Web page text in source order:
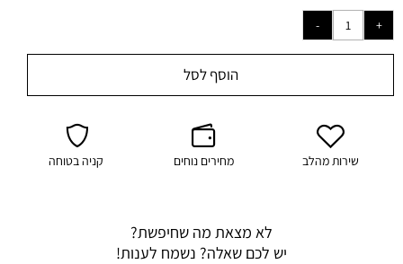
הוסף לסל
שירות מהלב מחירים נוחים קניה בטוחה
לא מצאת מה שחיפשת?
יש לכם שאלה? נשמח לענות!